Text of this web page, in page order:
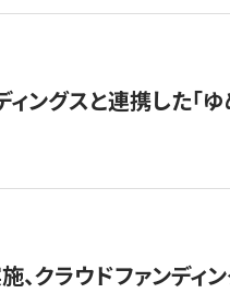
ングスと連携した「
、クラウドファンデ